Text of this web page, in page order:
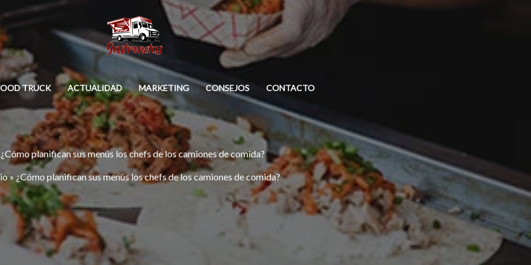
TRUCK ACTUALIDAD MARKETING CONSEJOS CONTACTO
¿Cómo planifican sus menús los chefs de los camiones de comida?
»¿Cómo planifican sus menús los chefs de los camiones de comida?